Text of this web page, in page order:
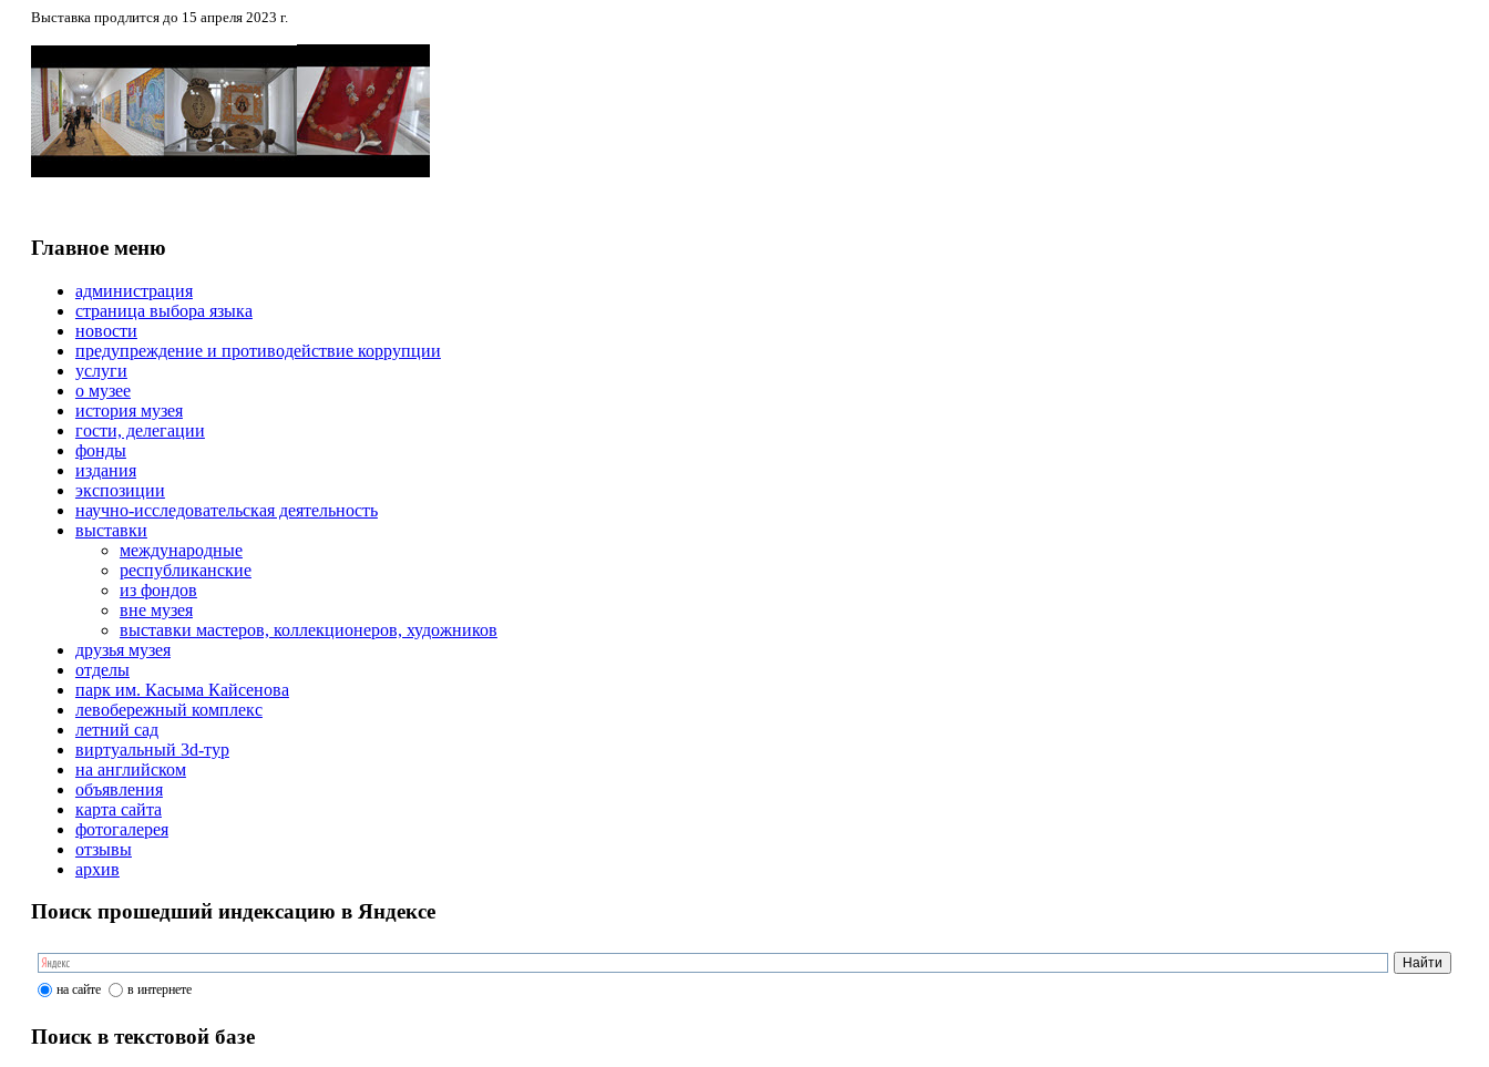
Выставка продлится до 15 апреля 2023 г.
Главное меню
администрация
страница выбора языка
новости
предупреждение и противодействие коррупции
услуги
о музее
история музея
гости, делегации
фонды
издания
экспозиции
научно-исследовательская деятельность
выставки
международные
республиканские
из фондов
вне музея
выставки мастеров, коллекционеров, художников
друзья музея
отделы
парк им. Касыма Кайсенова
левобережный комплекс
летний сад
виртуальный 3d-тур
на английском
объявления
карта сайта
фотогалерея
отзывы
архив
Поиск прошедший индексацию в Яндексе
на сайте в интернете
Поиск в текстовой базе